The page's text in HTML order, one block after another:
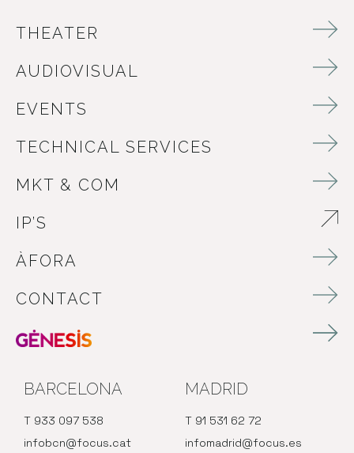
THEATER
AUDIOVISUAL
EVENTS
TECHNICAL SERVICES
MKT & COM
IP’S
ÀFORA
CONTACT
BARCELONA
T 933 097 538
infobcn@focus.cat
MADRID
T 91 531 62 72
infomadrid@focus.es